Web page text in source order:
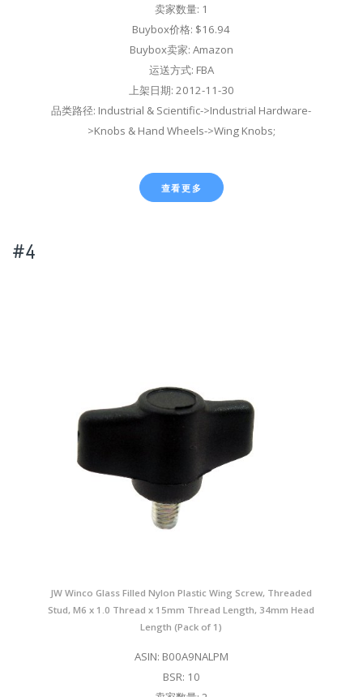
卖家数量: 1
Buybox价格: $16.94
Buybox卖家: Amazon
运送方式: FBA
上架日期: 2012-11-30
品类路径: Industrial & Scientific->Industrial Hardware-
>Knobs & Hand Wheels->Wing Knobs;
查看更多
#4
JW Winco Glass Filled Nylon Plastic Wing Screw, Threaded
Stud, M6 x 1.0 Thread x 15mm Thread Length, 34mm Head
Length (Pack of 1)
ASIN: B00A9NALPM
BSR: 10